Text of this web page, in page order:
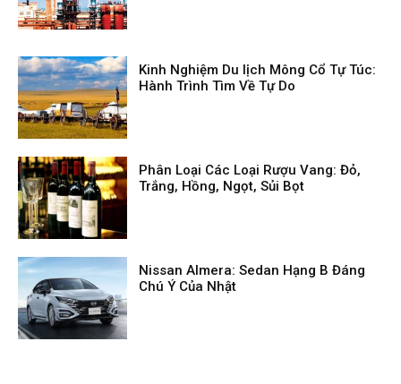
Kinh Nghiệm Du lịch Mông Cổ Tự Túc:
Hành Trình Tìm Về Tự Do
Phân Loại Các Loại Rượu Vang: Đỏ,
Trắng, Hồng, Ngọt, Sủi Bọt
Nissan Almera: Sedan Hạng B Đáng
Chú Ý Của Nhật